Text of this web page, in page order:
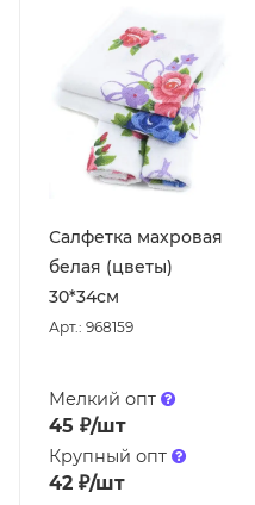
Салфетка махровая
белая (цветы)
30*34см
Арт.: 968159
Мелкий опт
45 ₽/шт
Крупный опт
42 ₽/шт